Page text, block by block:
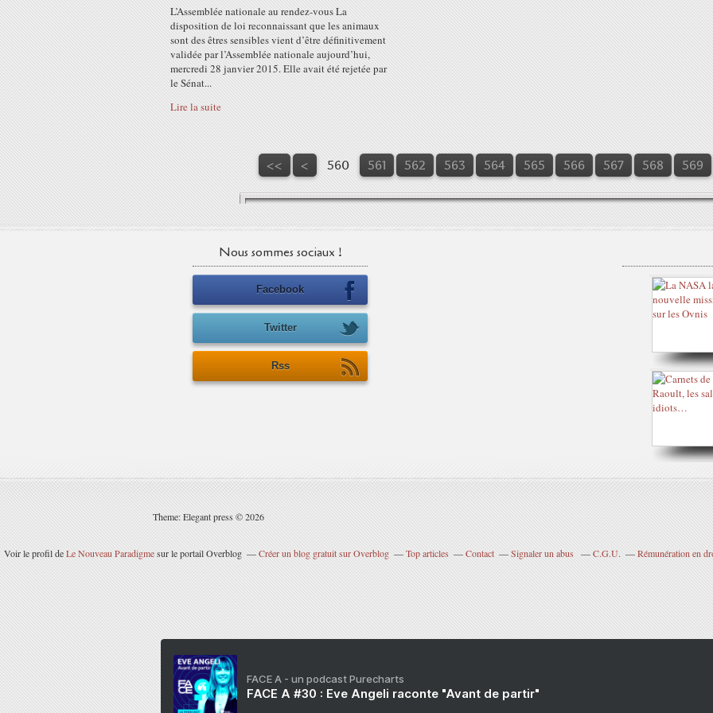
L’Assemblée nationale au rendez-vous La
disposition de loi reconnaissant que les animaux
sont des êtres sensibles vient d’être définitivement
validée par l’Assemblée nationale aujourd’hui,
mercredi 28 janvier 2015. Elle avait été rejetée par
le Sénat...
Lire la suite
<< < 500
510
520
530
540
550
560 561 562 563 564 565 566 567 568 569
Nous sommes sociaux !
Facebook
Twitter
Rss
Theme: Elegant press © 2026
Voir le profil deLe Nouveau Paradigmesur le portail Overblog Créer un blog gratuit sur Overblog Top articles Contact Signaler un abus C.G.U. Rémunération en
FACE A - un podcast Purecharts
FACE A #30 : Eve Angeli raconte "Avant de partir"